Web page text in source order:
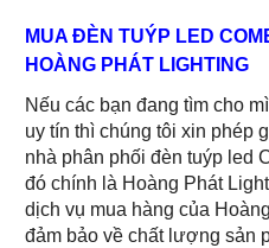
MUA ĐÈN TUÝP LED
HOÀNG PHÁT LIGHTING
Nếu các bạn đang tìm cho
uy tín thì chúng tôi xin phép
nhà phân phối đèn tuýp led
đó chính là Hoàng Phát
dịch vụ mua hàng của
đảm bảo về chất lượng sản